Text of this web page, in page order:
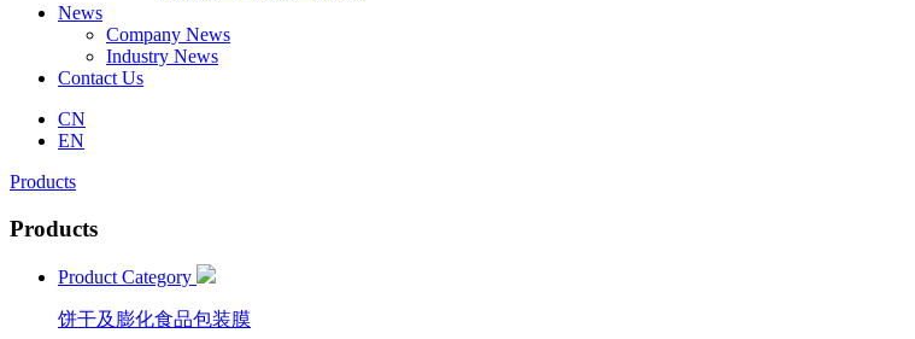
News
Company News
Industry News
Contact Us
CN
EN
Products
Products
Product Category
饼干及膨化食品包装膜